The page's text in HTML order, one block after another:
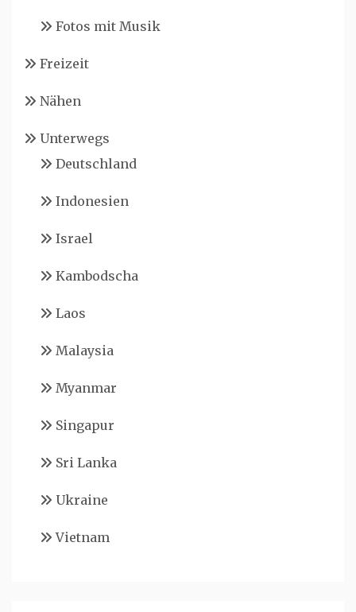
Fotos mit Musik
Freizeit
Nähen
Unterwegs
Deutschland
Indonesien
Israel
Kambodscha
Laos
Malaysia
Myanmar
Singapur
Sri Lanka
Ukraine
Vietnam